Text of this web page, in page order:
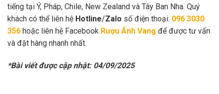
tiếng tại Ý, Pháp, Chile, New Zealand và Tây Ban Nha. Quý
khách có thể liên hệ Hotline/Zalo số điện thoại: 096 3030
356 hoặc liên hệ Facebook Rượu Ánh Vang để được tư vấn
và đặt hàng nhanh nhất.
*Bài viết được cập nhật: 04/09/2025